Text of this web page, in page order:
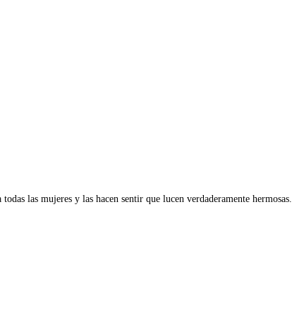
las mujeres y las hacen sentir que lucen verdaderamente hermosas.